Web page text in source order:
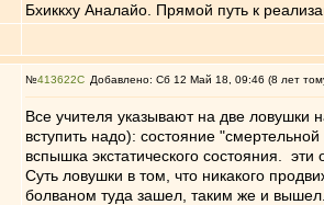
Бхиккху Аналайо. Прямой путь к
№413622 Добавлено: Сб 12 Май 18, 09:46 (8 лет
Все учителя указывают на две ловушки
вступить надо): состояние
вспышка экстатического состояния.
Суть ловушки в том, что никакого
болваном туда зашел, таким же и